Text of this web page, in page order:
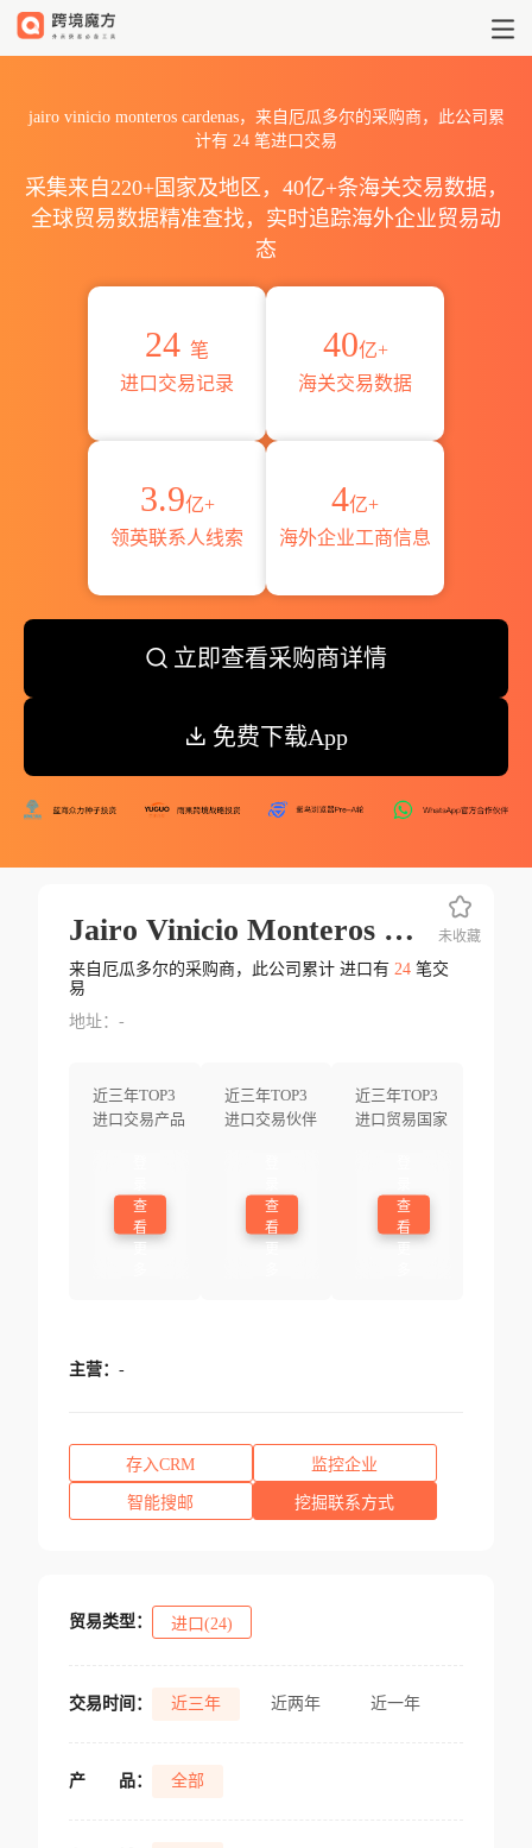
jairo vinicio monteros cardenas，来自厄瓜多尔的采购商，此公司累
计有 24 笔进口交易
采集来自220+国家及地区，40亿+条海关交易数据，
全球贸易数据精准查找，实时追踪海外企业贸易动
态
24 笔
进口交易记录
40亿+
海关交易数据
3.9亿+
领英联系人线索
4亿+
海外企业工商信息
立即查看采购商详情
免费下载App
Jairo Vinicio Monteros Cardenas
来自厄瓜多尔的采购商，此公司累计 进口有 24笔交
易
地址：-
近三年TOP3
进口交易产品
查
看
近三年TOP3
进口交易伙伴
查
看
近三年TOP3
进口贸易国家
查
看
未收藏
主营： -
存入CRM 监控企业
智能搜邮 挖掘联系方式
贸易类型： 进口(24)
交易时间： 近三年 近两年 近一年
产 品： 全部